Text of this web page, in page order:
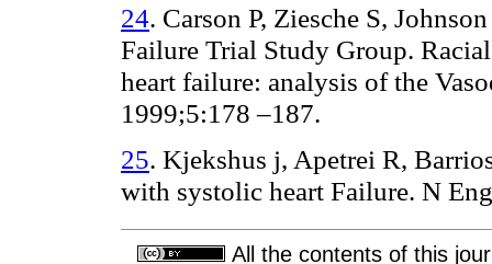
24. Carson P, Ziesche S,
Failure Trial Study Group.
heart failure: analysis of the
1999;5:178 –187.
25. Kjekshus j, Apetrei R,
with systolic heart Failure. N
All the contents of this